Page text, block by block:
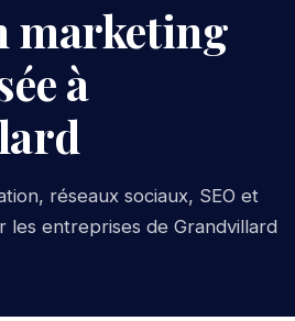
marketing
à
réseaux sociaux, SEO et
les entreprises de Grandvillard